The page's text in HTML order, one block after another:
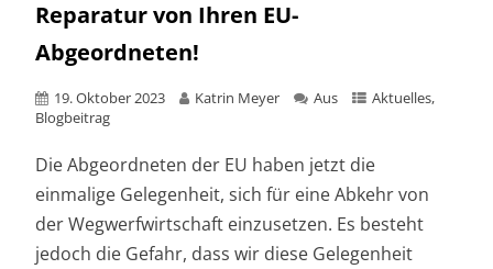
Reparatur von Ihren EU-
Abgeordneten!
19. Oktober 2023 Katrin Meyer Aus Aktuelles,
Blogbeitrag
Die Abgeordneten der EU haben jetzt die
einmalige Gelegenheit, sich für eine Abkehr von
der Wegwerfwirtschaft einzusetzen. Es besteht
jedoch die Gefahr, dass wir diese Gelegenheit